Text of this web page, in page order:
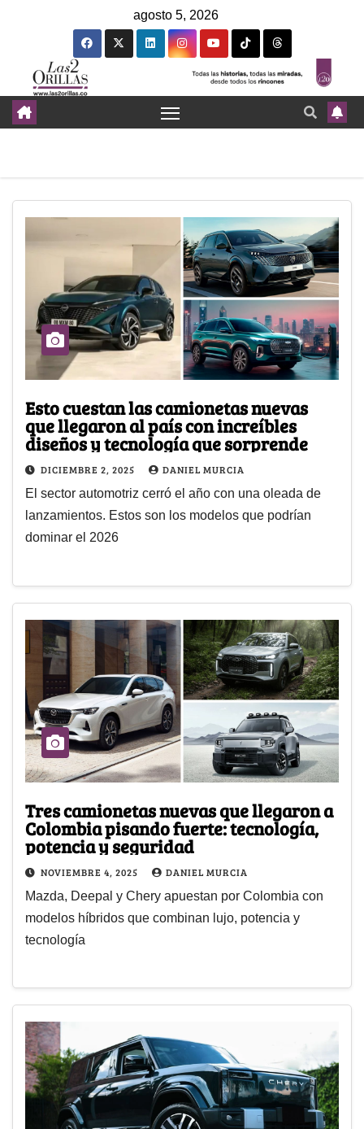
agosto 5, 2026
Esto cuestan las camionetas nuevas
que llegaron al país con increíbles
diseños y tecnología que sorprende
DICIEMBRE 2, 2025 DANIEL MURCIA
El sector automotriz cerró el año con una oleada de
lanzamientos. Estos son los modelos que podrían
dominar el 2026
Tres camionetas nuevas que llegaron a
Colombia pisando fuerte: tecnología,
potencia y seguridad
NOVIEMBRE 4, 2025 DANIEL MURCIA
Mazda, Deepal y Chery apuestan por Colombia con
modelos híbridos que combinan lujo, potencia y
tecnología